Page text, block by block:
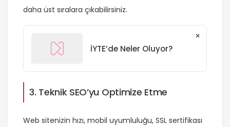
daha üst sıralara çıkabilirsiniz.
İYTE’de Neler Oluyor?
×
3. Teknik SEO’yu Optimize Etme
Web sitenizin hızı, mobil uyumluluğu, SSL sertifikası